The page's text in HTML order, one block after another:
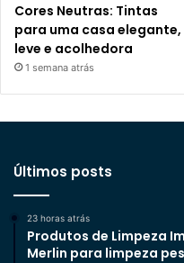
Cores Neutras: Tintas
para uma casa elegante,
leve e acolhedora
1 semana atrás
Últimos posts
23 horas atrás
Produtos de Limpeza
Merlin para limpeza